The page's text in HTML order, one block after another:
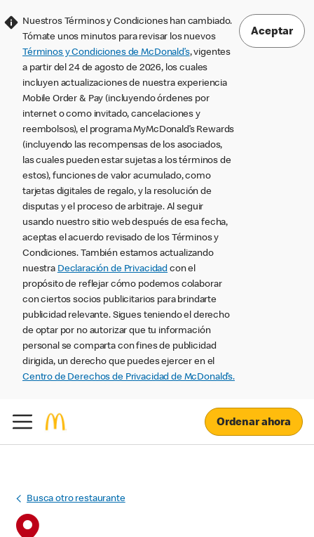
Nuestros Términos y Condiciones han cambiado.
Tómate unos minutos para revisar los nuevos
Términos y Condiciones de McDonald’s, vigentes
a partir del 24 de agosto de 2026, los cuales
incluyen actualizaciones de nuestra experiencia
Mobile Order & Pay (incluyendo órdenes por
internet o como invitado, cancelaciones y
reembolsos), el programa MyMcDonald’s Rewards
(incluyendo las recompensas de los asociados,
las cuales pueden estar sujetas a los términos de
estos), funciones de valor acumulado, como
tarjetas digitales de regalo, y la resolución de
disputas y el proceso de arbitraje. Al seguir
usando nuestro sitio web después de esa fecha,
aceptas el acuerdo revisado de los Términos y
Condiciones. También estamos actualizando
nuestra Declaración de Privacidad con el
propósito de reflejar cómo podemos colaborar
con ciertos socios publicitarios para brindarte
publicidad relevante. Sigues teniendo el derecho
de optar por no autorizar que tu información
personal se comparta con fines de publicidad
dirigida, un derecho que puedes ejercer en el
Centro de Derechos de Privacidad de McDonald’s.
Aceptar
Ordenar ahora
Busca otro restaurante